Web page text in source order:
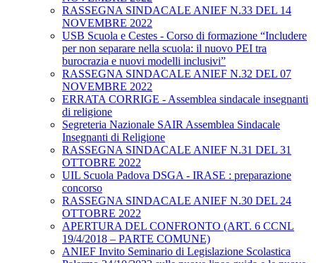
RASSEGNA SINDACALE ANIEF N.33 DEL 14
NOVEMBRE 2022
USB Scuola e Cestes - Corso di formazione “Includere
per non separare nella scuola: il nuovo PEI tra
burocrazia e nuovi modelli inclusivi”
RASSEGNA SINDACALE ANIEF N.32 DEL 07
NOVEMBRE 2022
ERRATA CORRIGE - Assemblea sindacale insegnanti
di religione
Segreteria Nazionale SAIR Assemblea Sindacale
Insegnanti di Religione
RASSEGNA SINDACALE ANIEF N.31 DEL 31
OTTOBRE 2022
UIL Scuola Padova DSGA - IRASE : preparazione
concorso
RASSEGNA SINDACALE ANIEF N.30 DEL 24
OTTOBRE 2022
APERTURA DEL CONFRONTO (ART. 6 CCNL
19/4/2018 – PARTE COMUNE)
ANIEF Invito Seminario di Legislazione Scolastica